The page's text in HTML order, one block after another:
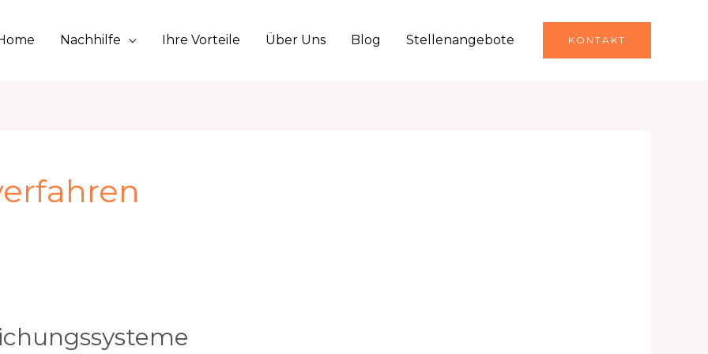
Nachhilfe Ihre Vorteile Über Uns Blog Stellenangebote KONTAKT